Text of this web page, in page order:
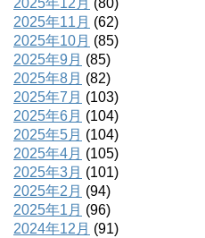
2025年11月 (62)
2025年10月 (85)
2025年9月 (85)
2025年8月 (82)
2025年7月 (103)
2025年6月 (104)
2025年5月 (104)
2025年4月 (105)
2025年3月 (101)
2025年2月 (94)
2025年1月 (96)
2024年12月 (91)